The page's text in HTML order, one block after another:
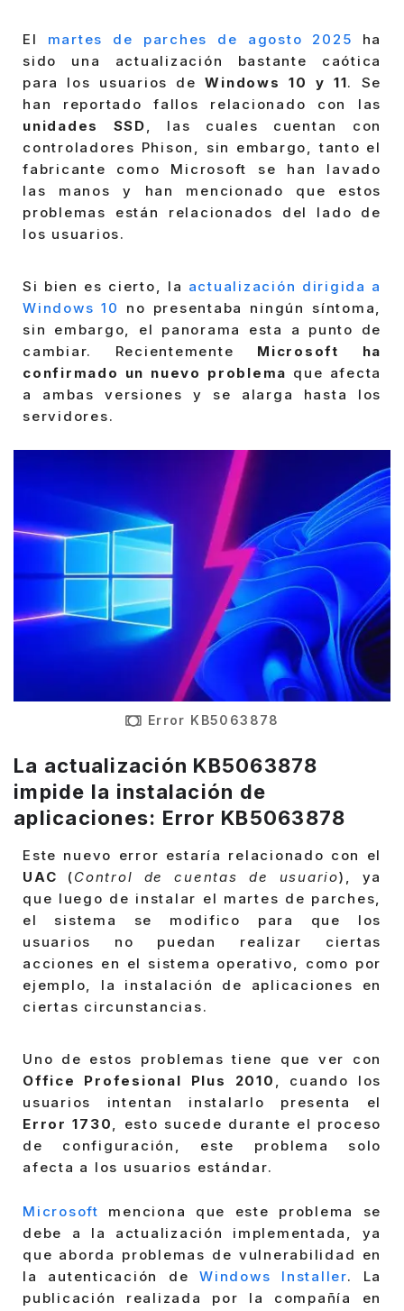
El martes de parches de agosto 2025 ha
sido una actualización bastante caótica
para los usuarios deWindows 10 y 11. Se
han reportado fallos relacionado con las
unidades SSD, las cuales cuentan con
controladores Phison, sin embargo, tanto el
fabricante como Microsoft se han lavado
las manos y han mencionado que estos
problemas están relacionados del lado de
los usuarios.
Si bien es cierto, la actualización dirigida a
Windows 10
no presentaba ningún síntoma,
sin embargo, el panorama esta a punto de
cambiar. Recientemente Microsoft ha
confirmado un nuevo problema que afecta
a ambas versiones y se alarga hasta los
servidores.
Error KB5063878
La actualización KB5063878
impide la instalación de
aplicaciones: Error KB5063878
Este nuevo error estaría relacionado con el
UAC (Control de cuentas de usuario), ya
que luego de instalar el martes de parches,
el sistema se modifico para que los
usuarios no puedan realizar ciertas
acciones en el sistema operativo, como por
ejemplo, la instalación de aplicaciones en
ciertas circunstancias.
Uno de estos problemas tiene que ver con
Office Profesional Plus 2010
, cuando los
usuarios intentan instalarlo presenta el
Error 1730
, esto sucede durante el proceso
de configuración, este problema solo
afecta a los usuarios estándar.
Microsoft menciona que este problema se
debe a la actualización implementada, ya
que aborda problemas de vulnerabilidad en
la autenticación deWindows Installer. La
publicación realizada por la compañía en